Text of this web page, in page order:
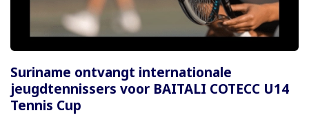
Suriname ontvangt internationale
jeugdtennissers voor BAITALI COTECC U14
Tennis Cup